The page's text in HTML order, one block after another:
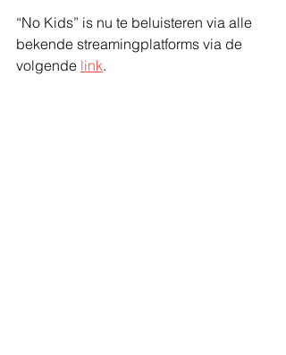
“No Kids” is nu te beluisteren via alle
bekende streamingplatforms via de
volgende link.